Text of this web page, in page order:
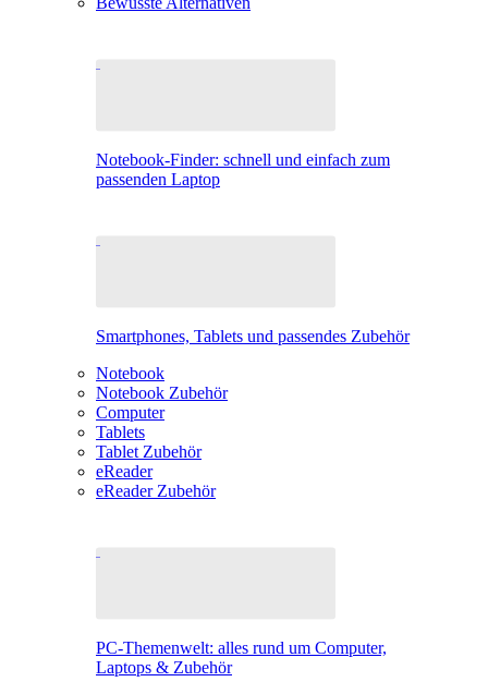
Notebook-Finder: schnell und einfach zum
passenden Laptop
Smartphones, Tablets und passendes Zubehör
Notebook
Notebook Zubehör
Computer
Tablets
Tablet Zubehör
eReader
eReader Zubehör
PC-Themenwelt: alles rund um Computer,
Laptops & Zubehör